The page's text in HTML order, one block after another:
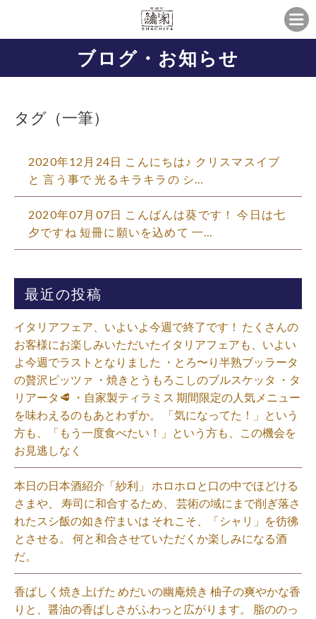
ブログ・お知らせ
タグ（一筆）
2020年12月24日 こんにちは♪ クリスマスイブ
と 言う事で 光るキラキラの シ…
2020年07月07日 こんばんは葵です！ 今日は七
夕ですね 短冊に願いを込めて 一…
最近の投稿
イタリアフェア、いよいよ今週で終了です！ たくさんの
お客様にお楽しみいただいたイタリアフェアも、いよい
よ今週でラストとなりました ・とろ〜り半熟ブッラータ
の贅沢ピッツァ ・焼きとうもろこしのブルスケッタ ・タ
リアータ🥩 ・自家製ティラミス 期間限定の人気メニュー
を味わえるのもあとわずか。 「気になってた！」という
方も、「もう一度食べたい！」という方も、この機会を
お見逃しなく⁡
本日の日本酒紹介「紗利」 ホロホロと口の中でほどける
さまや、 寿司に和合するため、 芸術の域にまで削ぎ落さ
れたスシ飯の如き佇まいは それこそ、「シャリ」を彷彿
とさせる。 何と和合させていただくか楽しみになる酒
だ。⁡
香ばしく焼き上げた めだいの幽庵焼き 柚子の爽やかな香
りと、醤油の香ばしさがふわっと広がります。 脂ののっ